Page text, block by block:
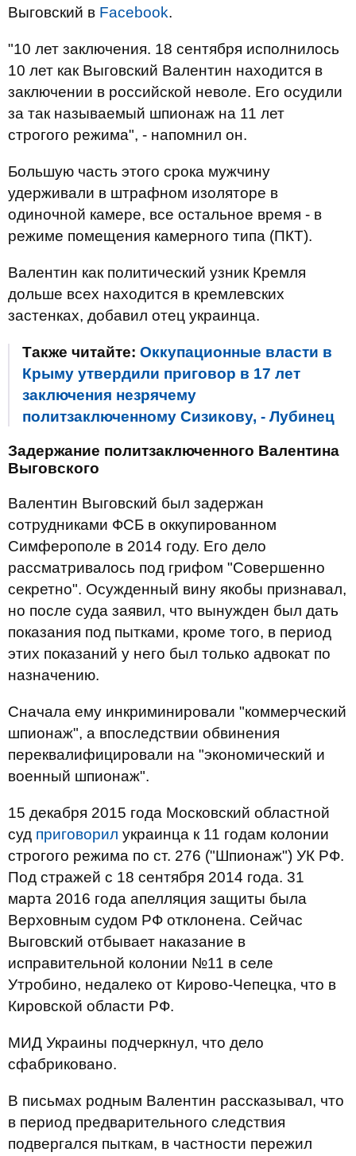
Выговский в Facebook.
"10 лет заключения. 18 сентября исполнилось
10 лет как Выговский Валентин находится в
заключении в российской неволе. Его осудили
за так называемый шпионаж на 11 лет
строгого режима", - напомнил он.
Большую часть этого срока мужчину
удерживали в штрафном изоляторе в
одиночной камере, все остальное время - в
режиме помещения камерного типа (ПКТ).
Валентин как политический узник Кремля
дольше всех находится в кремлевских
застенках, добавил отец украинца.
Также читайте: Оккупационные власти в
Крыму утвердили приговор в 17 лет
заключения незрячему
политзаключенному Сизикову, - Лубинец
Задержание политзаключенного Валентина
Выговского
Валентин Выговский был задержан
сотрудниками ФСБ в оккупированном
Симферополе в 2014 году. Его дело
рассматривалось под грифом "Совершенно
секретно". Осужденный вину якобы признавал,
но после суда заявил, что вынужден был дать
показания под пытками, кроме того, в период
этих показаний у него был только адвокат по
назначению.
Сначала ему инкриминировали "коммерческий
шпионаж", а впоследствии обвинения
переквалифицировали на "экономический и
военный шпионаж".
15 декабря 2015 года Московский областной
суд приговорил украинца к 11 годам колонии
строгого режима по ст. 276 ("Шпионаж") УК РФ.
Под стражей с 18 сентября 2014 года. 31
марта 2016 года апелляция защиты была
Верховным судом РФ отклонена. Сейчас
Выговский отбывает наказание в
исправительной колонии №11 в селе
Утробино, недалеко от Кирово-Чепецка, что в
Кировской области РФ.
МИД Украины подчеркнул, что дело
сфабриковано.
В письмах родным Валентин рассказывал, что
в период предварительного следствия
подвергался пыткам, в частности пережил